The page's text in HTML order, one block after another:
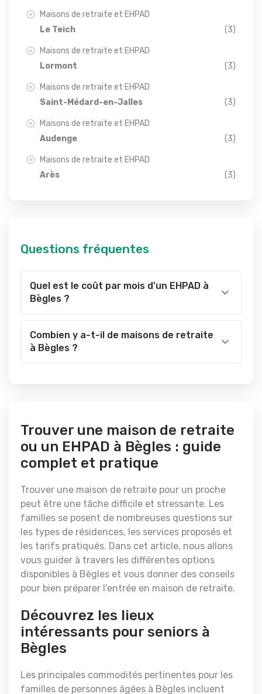
Maisons de retraite et EHPAD
Le Teich
(3)
Maisons de retraite et EHPAD
Lormont
(3)
Maisons de retraite et EHPAD
Saint-Médard-en-Jalles
(3)
Maisons de retraite et EHPAD
Audenge
(3)
Maisons de retraite et EHPAD
Arès
(3)
Questions fréquentes
Quel est le coût par mois d'un EHPAD à
Bègles ?
Combien y a-t-il de maisons de retraite
à Bègles ?
Trouver une maison de retraite
ou un EHPAD à Bègles : guide
complet et pratique
Trouver une maison de retraite pour un proche
peut être une tâche difficile et stressante. Les
familles se posent de nombreuses questions sur
les types de résidences, les services proposés et
les tarifs pratiqués. Dans cet article, nous allons
vous guider à travers les différentes options
disponibles à Bègles et vous donner des conseils
pour bien préparer l'entrée en maison de retraite.
Découvrez les lieux
intéressants pour seniors à
Bègles
Les principales commodités pertinentes pour les
familles de personnes âgées à Bègles incluent